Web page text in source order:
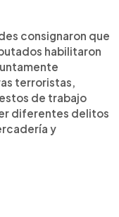
consignaron que
habilitaron
terroristas,
de trabajo
diferentes delitos
y